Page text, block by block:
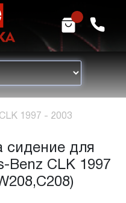
h m
CLK 1997 - 2003
сидение для
Benz CLK 1997